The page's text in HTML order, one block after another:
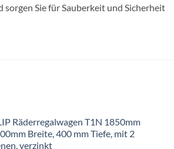
sorgen Sie für Sauberkeit und Sicherheit
Räderregalwagen T1N 1850mm
Breite, 400 mm Tiefe, mit 2
verzinkt